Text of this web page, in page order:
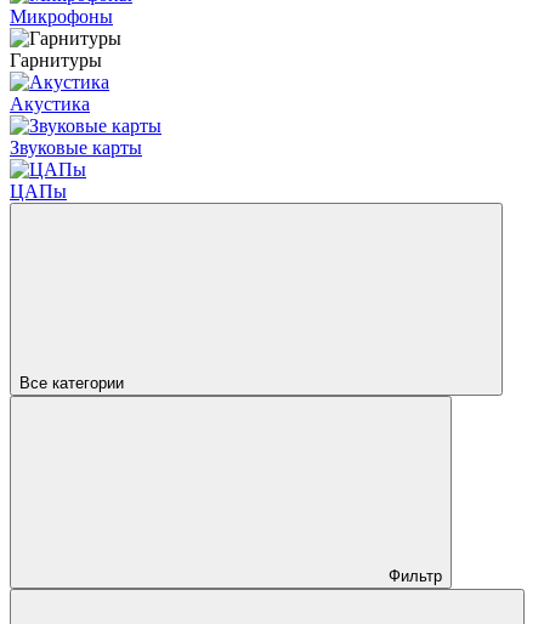
Микрофоны
Гарнитуры
Акустика
Звуковые карты
ЦАПы
Все категории
Фильтр